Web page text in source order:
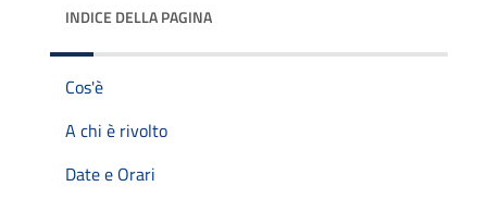
INDICE DELLA PAGINA
Cos'è
A chi è rivolto
Date e Orari